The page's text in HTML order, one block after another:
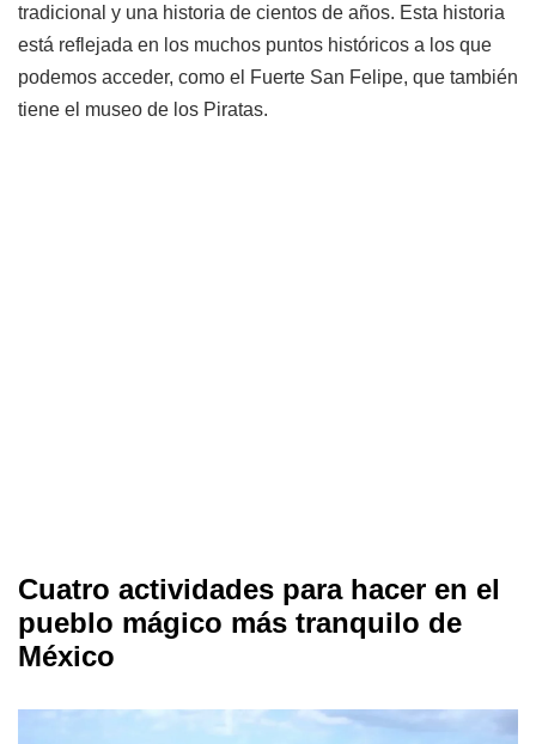
tradicional y una historia de cientos de años. Esta historia
está reflejada en los muchos puntos históricos a los que
podemos acceder, como el Fuerte San Felipe, que también
tiene el museo de los Piratas.
Cuatro actividades para hacer en el
pueblo mágico más tranquilo de
México